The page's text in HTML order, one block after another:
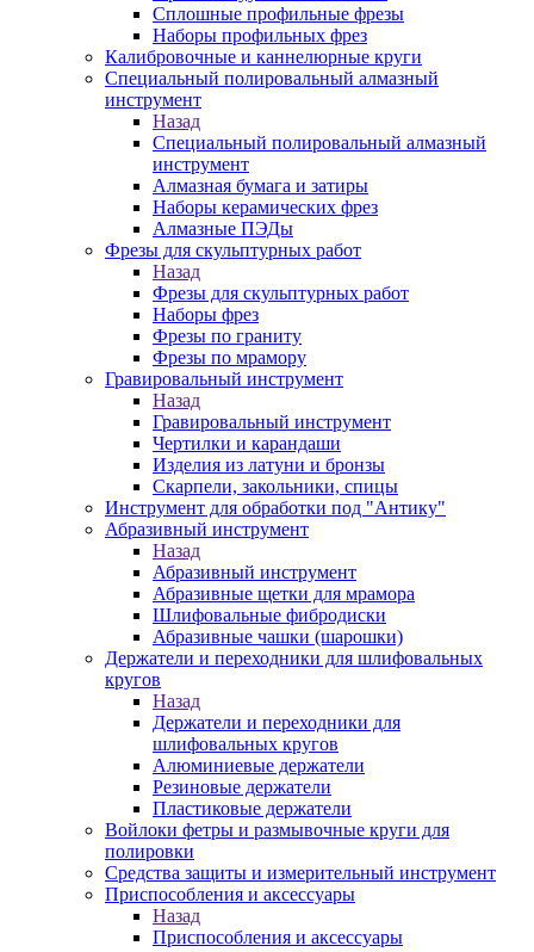
Сплошные профильные фрезы
Наборы профильных фрез
Калибровочные и каннелюрные круги
Специальный полировальный алмазный
инструмент
Назад
Специальный полировальный алмазный
инструмент
Алмазная бумага и затиры
Наборы керамических фрез
Алмазные ПЭДы
Фрезы для скульптурных работ
Назад
Фрезы для скульптурных работ
Наборы фрез
Фрезы по граниту
Фрезы по мрамору
Гравировальный инструмент
Назад
Гравировальный инструмент
Чертилки и карандаши
Изделия из латуни и бронзы
Скарпели, закольники, спицы
Инструмент для обработки под "Антику"
Абразивный инструмент
Назад
Абразивный инструмент
Абразивные щетки для мрамора
Шлифовальные фибродиски
Абразивные чашки (шарошки)
Держатели и переходники для шлифовальных
кругов
Назад
Держатели и переходники для
шлифовальных кругов
Алюминиевые держатели
Резиновые держатели
Пластиковые держатели
Войлоки фетры и размывочные круги для
полировки
Средства защиты и измерительный инструмент
Приспособления и аксессуары
Назад
Приспособления и аксессуары